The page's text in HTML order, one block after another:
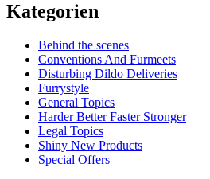
Kategorien
Behind the scenes
Conventions And Furmeets
Disturbing Dildo Deliveries
Furrystyle
General Topics
Harder Better Faster Stronger
Legal Topics
Shiny New Products
Special Offers